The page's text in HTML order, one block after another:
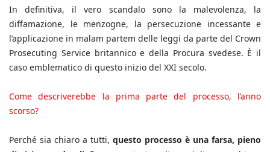
In definitiva, il vero scandalo sono la malevolenza, la
diffamazione, le menzogne, la persecuzione incessante e
l’applicazione in malam partem delle leggi da parte del Crown
Prosecuting Service britannico e della Procura svedese. È il
caso emblematico di questo inizio del XXI secolo.
Come descriverebbe la prima parte del processo, l’anno
scorso?
Perché sia chiaro a tutti, questo processo è una farsa, pieno